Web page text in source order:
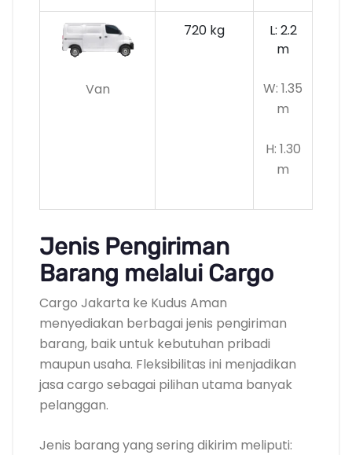
Van
720 kg
L: 2.2
m
W: 1.35
m
H: 1.30
m
Jenis Pengiriman
Barang melalui Cargo
Cargo Jakarta ke Kudus Aman
menyediakan berbagai jenis pengiriman
barang, baik untuk kebutuhan pribadi
maupun usaha. Fleksibilitas ini menjadikan
jasa cargo sebagai pilihan utama banyak
pelanggan.
Jenis barang yang sering dikirim meliputi: